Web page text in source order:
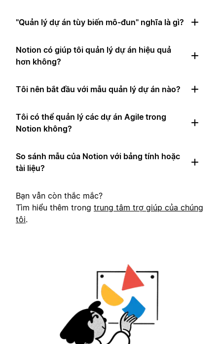
"Quản lý dự án tùy biến mô-đun" nghĩa là gì?
Notion có giúp tôi quản lý dự án hiệu quả
hơn không?
Tôi nên bắt đầu với mẫu quản lý dự án nào?
Tôi có thể quản lý các dự án Agile trong
Notion không?
So sánh mẫu của Notion với bảng tính hoặc
tài liệu?
Bạn vẫn còn thắc mắc?
Tìm hiểu thêm trong trung tâm trợ giúp của chúng
tôi.